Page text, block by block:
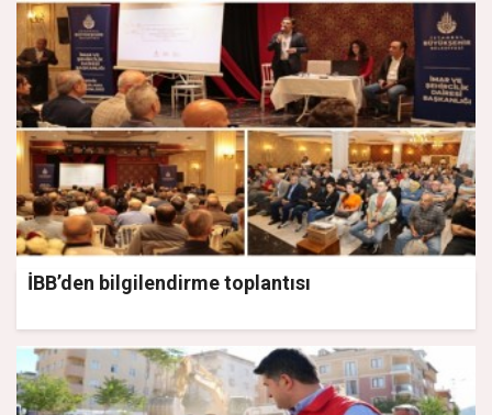
İBB’den bilgilendirme toplantısı